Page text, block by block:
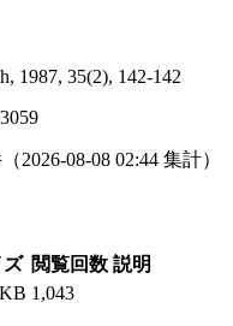
1987, 35(2), 142-142
（2026-08-08 02:44 集計）
閲覧回数 説明
1,043